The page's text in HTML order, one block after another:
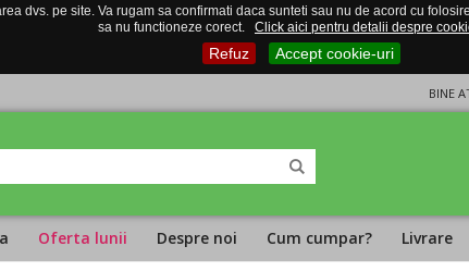
dvs. pe site. Va rugam sa confirmati daca sunteti sau nu de acord cu
sa nu functioneze corect.
Click aici pentru detalii despre
Refuz Accept cookie-uri
BINE
Oferta lunii Despre noi Cum cumpar? Livrare